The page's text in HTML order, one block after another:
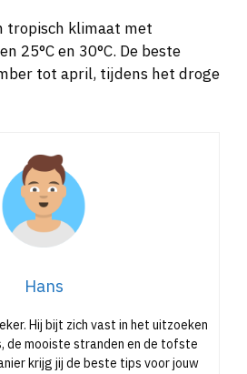
klimaat met
25°C en 30°C. De beste
tot april, tijdens het droge
de mooiste stranden en de tofste
krijg jij de beste tips voor jouw
houdt zelf van het uitzoeken van